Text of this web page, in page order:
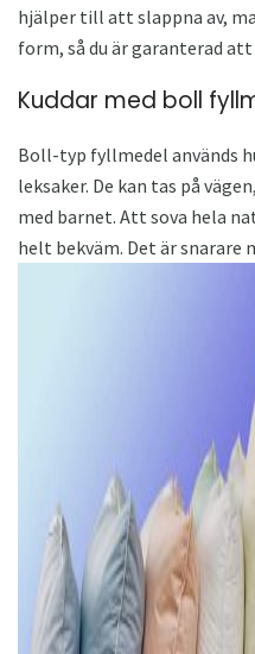
hjälper till att slappna av,
form, så du är garanterad
Kuddar med boll
Boll-typ fyllmedel används
leksaker. De kan tas på
med barnet. Att sova hela
helt bekväm. Det är